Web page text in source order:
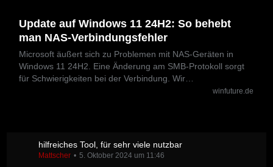
Update auf Windows 11 24H2: So behebt
man NAS-Verbindungsfehler
Microsoft äußert sich zu Problemen mit NAS-Geräten in
Windows 11 24H2. Eine Änderung am SMB-Protokoll sorgt
für Schwierigkeiten bei der Verbindung. Wir…
winfuture.de
hilfreiches Tool, für sehr viele nutzbar
Mattscher 5. Oktober 2024 um 11:46